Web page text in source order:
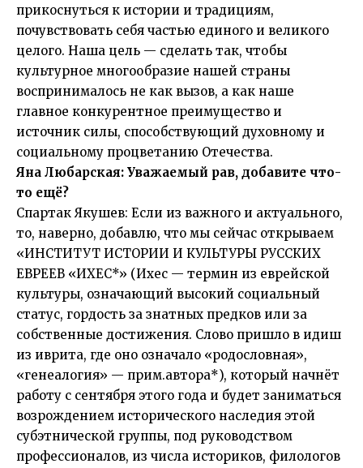
прикоснуться к истории и традициям,
почувствовать себя частью единого и великого
целого. Наша цель — сделать так, чтобы
культурное многообразие нaшей стрaны
воспринималось не как вызов, а как наше
главное конкурентное преимущество и
источник силы, способствующий духовному и
социальному процветанию Отечества.
Яна Любарская: Уважаемый рав, добавите что-
то ещё?
Спартак Якушев: Если из важного и актуального,
то, наверно, добавлю, что мы сейчас открываем
«ИНСТИТУТ ИСТОРИИ И КУЛЬТУРЫ РУССКИХ
ЕВРЕЕВ «ИХЕС*» (Ихес — термин из еврейской
культуры, означающий высокий социальный
статус, гордость за знатных предков или за
собственные достижения. Слово пришло в идиш
из иврита, где оно означало «родословная»,
«генеалогия» — прим.aвторa*), который начнёт
работу с сентября этого года и будет заниматься
возрождением исторического наследия этой
субэтнической группы, под руководством
профессионалов, из числа историков, филологов